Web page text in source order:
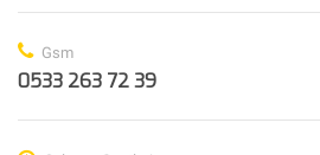
Gsm
0533 263 72 39